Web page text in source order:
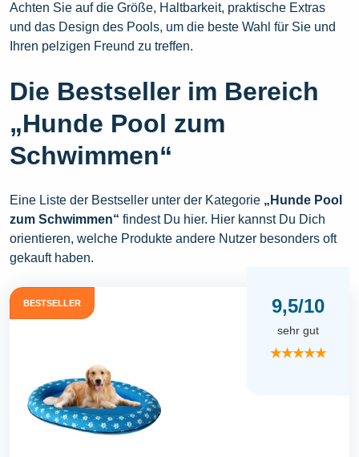
Achten Sie auf die Größe, Haltbarkeit, praktische Extras
und das Design des Pools, um die beste Wahl für Sie und
Ihren pelzigen Freund zu treffen.
Die Bestseller im Bereich
„Hunde Pool zum
Schwimmen“
Eine Liste der Bestseller unter der Kategorie „Hunde Pool
zum Schwimmen“ findest Du hier. Hier kannst Du Dich
orientieren, welche Produkte andere Nutzer besonders oft
gekauft haben.
BESTSELLER 9,5/10
sehr gut
★★★★★